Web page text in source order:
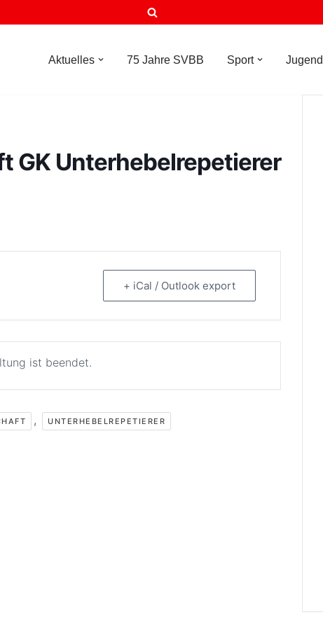
Aktuelles 75 Jahre SVBB Sport Jugend
GK Unterhebelrepetierer
+ iCal / Outlook export
ist beendet.
, UNTERHEBELREPETIERER